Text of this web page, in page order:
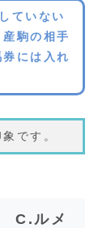
ていない
駒の相手
には入れ
です。
C.ルメ